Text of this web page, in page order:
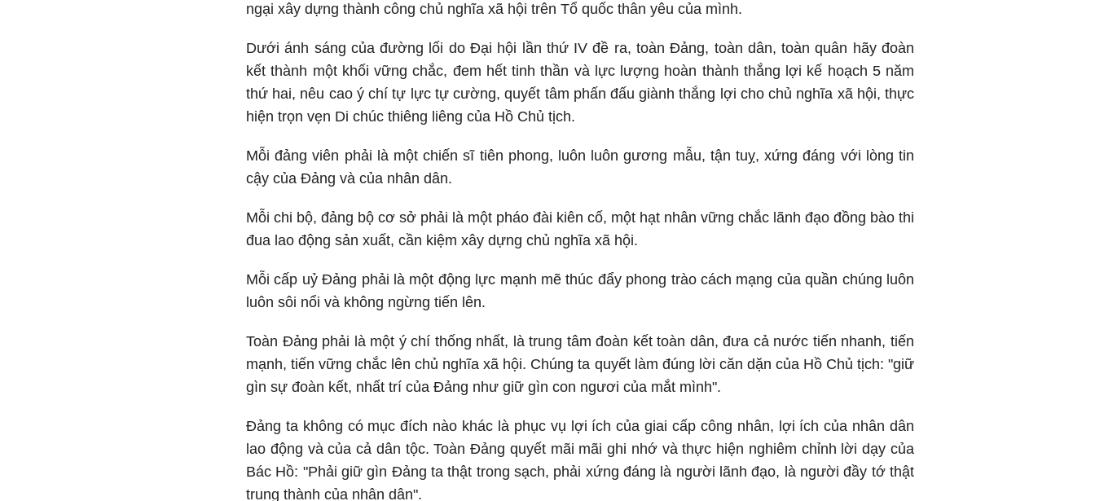
ngại xây dựng thành công chủ nghĩa xã hội trên Tổ quốc thân yêu của mình.
Dưới ánh sáng của đường lối do Đại hội lần thứ IV đề ra, toàn Đảng, toàn dân, toàn quân hãy đoàn
kết thành một khối vững chắc, đem hết tinh thần và lực lượng hoàn thành thắng lợi kế hoạch 5 năm
thứ hai, nêu cao ý chí tự lực tự cường, quyết tâm phấn đấu giành thắng lợi cho chủ nghĩa xã hội, thực
hiện trọn vẹn Di chúc thiêng liêng của Hồ Chủ tịch.
Mỗi đảng viên phải là một chiến sĩ tiên phong, luôn luôn gương mẫu, tận tuỵ, xứng đáng với lòng tin
cậy của Đảng và của nhân dân.
Mỗi chi bộ, đảng bộ cơ sở phải là một pháo đài kiên cố, một hạt nhân vững chắc lãnh đạo đồng bào thi
đua lao động sản xuất, cần kiệm xây dựng chủ nghĩa xã hội.
Mỗi cấp uỷ Đảng phải là một động lực mạnh mẽ thúc đẩy phong trào cách mạng của quần chúng luôn
luôn sôi nổi và không ngừng tiến lên.
Toàn Đảng phải là một ý chí thống nhất, là trung tâm đoàn kết toàn dân, đưa cả nước tiến nhanh, tiến
mạnh, tiến vững chắc lên chủ nghĩa xã hội. Chúng ta quyết làm đúng lời căn dặn của Hồ Chủ tịch: "giữ
gìn sự đoàn kết, nhất trí của Đảng như giữ gìn con ngươi của mắt mình".
Đảng ta không có mục đích nào khác là phục vụ lợi ích của giai cấp công nhân, lợi ích của nhân dân
lao động và của cả dân tộc. Toàn Đảng quyết mãi mãi ghi nhớ và thực hiện nghiêm chỉnh lời dạy của
Bác Hồ: "Phải giữ gìn Đảng ta thật trong sạch, phải xứng đáng là người lãnh đạo, là người đầy tớ thật
trung thành của nhân dân".